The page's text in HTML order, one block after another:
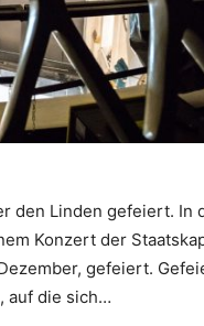
den Linden gefeiert. In
Konzert der
gefeiert.
auf die sich…